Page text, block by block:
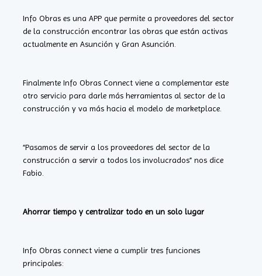
Info Obras es una APP que permite a proveedores del sector
de la construcción encontrar las obras que están activas
actualmente en Asunción y Gran Asunción.
Finalmente Info Obras Connect viene a complementar este
otro servicio para darle más herramientas al sector de la
construcción y va más hacia el modelo de marketplace.
“Pasamos de servir a los proveedores del sector de la
construcción a servir a todos los involucrados” nos dice
Fabio.
Ahorrar tiempo y centralizar todo en un solo lugar
Info Obras connect viene a cumplir tres funciones
principales: